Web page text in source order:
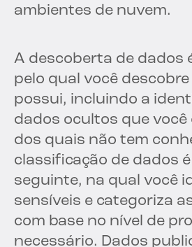
ambientes de nuvem.
A descoberta de dados
pelo qual você
possui, incluindo a
dados ocultos que você
dos quais não tem
classificação de dados
seguinte, na qual você
sensíveis e categoriza
com base no nível de
necessário. Dados